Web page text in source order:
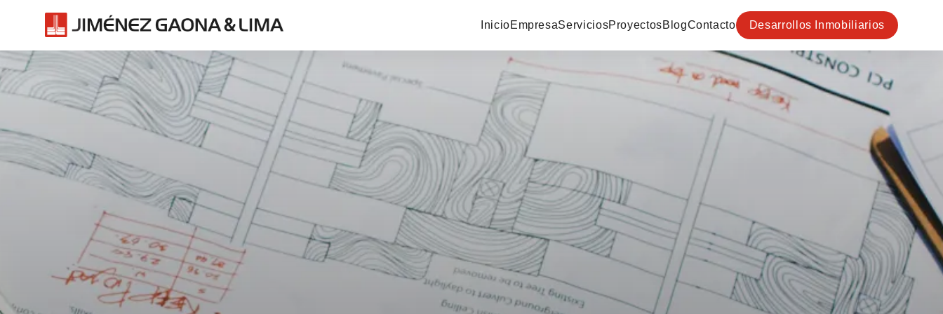
InicioEmpresaServiciosProyectosBlogContacto Desarrollos Inmobiliarios